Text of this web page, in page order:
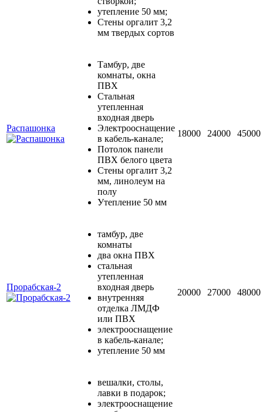
утепление 50 мм;
Стены оргалит 3,2
мм твердых сортов
Распашонка
Тамбур, две
комнаты, окна
ПВХ
Стальная
утепленная
входная дверь
Электрооснащение
в кабель-канале;
Потолок панели
ПВХ белого цвета
Стены оргалит 3,2
мм, линолеум на
полу
Утепление 50 мм
18000 24000 45000
Прорабская-2
тамбур, две
комнаты
два окна ПВХ
стальная
утепленная
входная дверь
внутренняя
отделка ЛМДФ
или ПВХ
электрооснащение
в кабель-канале;
утепление 50 мм
20000 27000 48000
вешалки, столы,
лавки в подарок;
электрооснащение